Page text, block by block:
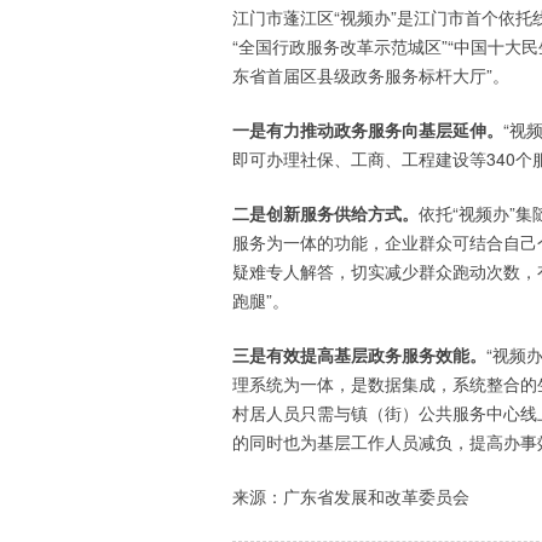
江门市蓬江区“视频办”是江门市首个依
“全国行政服务改革示范城区”“中国十大
东省首届区县级政务服务标杆大厅”。
一是有力推动政务服务向基层延伸。 “视
即可办理社保、工商、工程建设等340
二是创新服务供给方式。 依托“视频办”
服务为一体的功能，企业群众可结合自
疑难专人解答，切实减少群众跑动次数
跑腿”。
三是有效提高基层政务服务效能。 “视频
理系统为一体，是数据集成，系统整合
村居人员只需与镇（街）公共服务中心
的同时也为基层工作人员减负，提高办
来源：广东省发展和改革委员会